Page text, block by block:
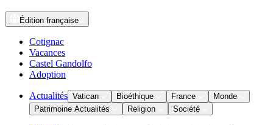
Édition française
Cotignac
Vacances
Castel Gandolfo
Adoption
Actualités Vatican Bioéthique France
Monde
Patrimoine Actualités
Religion Société